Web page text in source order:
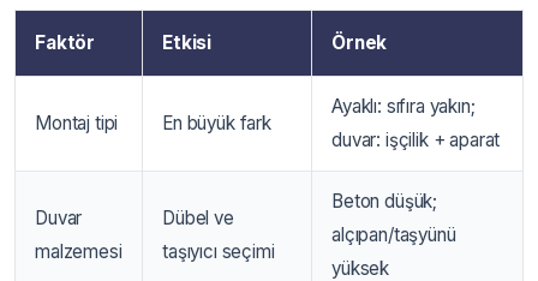
Faktör Etkisi Örnek
Montaj tipi En büyük fark
Ayaklı: sıfıra yakın;
duvar: işçilik + aparat
Duvar
malzemesi
Dübel ve
taşıyıcı seçimi
Beton düşük;
alçıpan/taşyünü
yüksek